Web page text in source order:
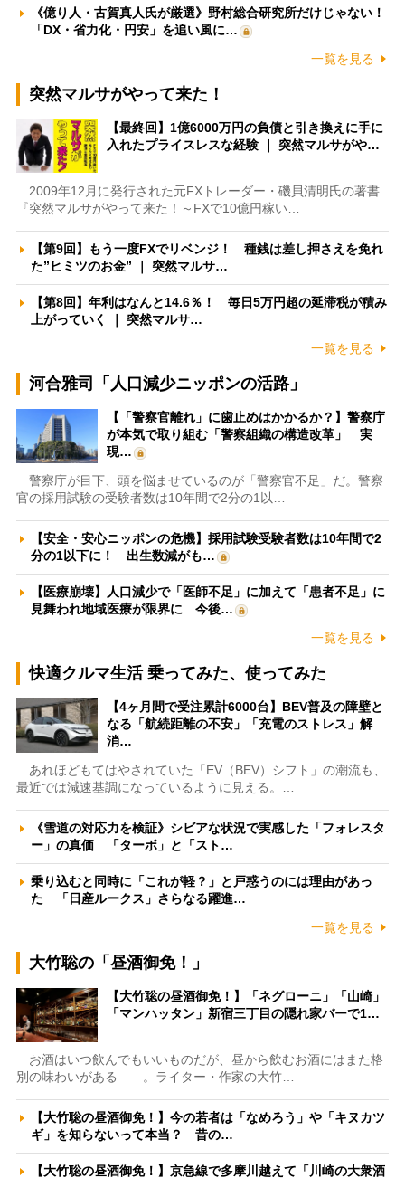
《億り人・古賀真人氏が厳選》野村総合研究所だけじゃない！
「DX・省力化・円安」を追い風に…
一覧を見る
突然マルサがやって来た！
【最終回】1億6000万円の負債と引き換えに手に
入れたプライスレスな経験 ｜ 突然マルサがや…
2009年12月に発行された元FXトレーダー・磯貝清明氏の著書
『突然マルサがやって来た！～FXで10億円稼い…
【第9回】もう一度FXでリベンジ！ 種銭は差し押さえを免れ
た”ヒミツのお金” ｜ 突然マルサ…
【第8回】年利はなんと14.6％！ 毎日5万円超の延滞税が積み
上がっていく ｜ 突然マルサ…
一覧を見る
河合雅司「人口減少ニッポンの活路」
【「警察官離れ」に歯止めはかかるか？】警察庁
が本気で取り組む「警察組織の構造改革」 実
現…
警察庁が目下、頭を悩ませているのが「警察官不足」だ。警察
官の採用試験の受験者数は10年間で2分の1以…
【安全・安心ニッポンの危機】採用試験受験者数は10年間で2
分の1以下に！ 出生数減がも…
【医療崩壊】人口減少で「医師不足」に加えて「患者不足」に
見舞われ地域医療が限界に 今後…
一覧を見る
快適クルマ生活 乗ってみた、使ってみた
【4ヶ月間で受注累計6000台】BEV普及の障壁と
なる「航続距離の不安」「充電のストレス」解
消…
あれほどもてはやされていた「EV（BEV）シフト」の潮流も、
最近では減速基調になっているように見える。…
《雪道の対応力を検証》シビアな状況で実感した「フォレスタ
ー」の真価 「ターボ」と「スト…
乗り込むと同時に「これが軽？」と戸惑うのには理由があっ
た 「日産ルークス」さらなる躍進…
一覧を見る
大竹聡の「昼酒御免！」
【大竹聡の昼酒御免！】「ネグローニ」「山崎」
「マンハッタン」新宿三丁目の隠れ家バーで1…
お酒はいつ飲んでもいいものだが、昼から飲むお酒にはまた格
別の味わいがある――。ライター・作家の大竹…
【大竹聡の昼酒御免！】今の若者は「なめろう」や「キヌカツ
ギ」を知らないって本当？ 昔の…
【大竹聡の昼酒御免！】京急線で多摩川越えて「川崎の大衆酒